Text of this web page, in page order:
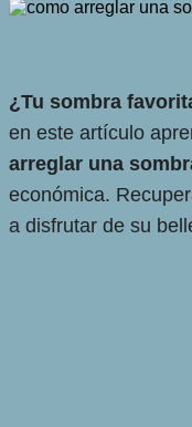
¿Tu sombra
en este artículo
arreglar una
económica.
a disfrutar de su